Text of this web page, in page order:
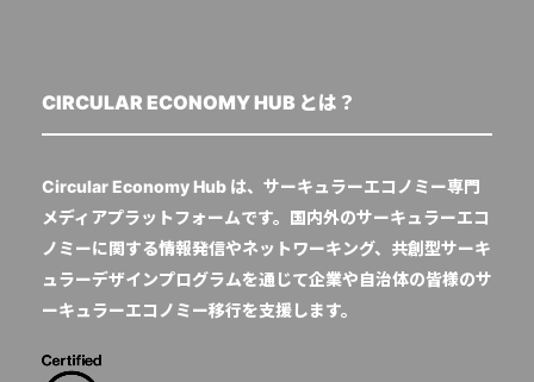
CIRCULAR ECONOMY HUB とは？
Circular Economy Hub は、サーキュラーエコノミー専門
メディアプラットフォームです。国内外のサーキュラーエコ
ノミーに関する情報発信やネットワーキング、共創型サーキ
ュラーデザインプログラムを通じて企業や自治体の皆様のサ
ーキュラーエコノミー移行を支援します。